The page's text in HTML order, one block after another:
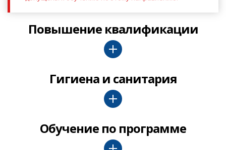
Повышение квалификации
Гигиена и санитария
Обучение по программе